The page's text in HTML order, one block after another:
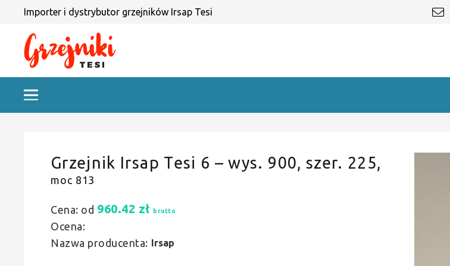
Importer i dystrybutor grzejników Irsap Tesi
Grzejnik Irsap Tesi 6 – wys. 900, szer. 225,
moc 813
Cena: od 960.42 zł brutto
Ocena:
Nazwa producenta: Irsap